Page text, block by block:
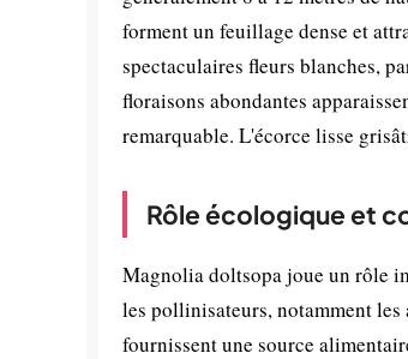
forment un feuillage dense et
spectaculaires fleurs blanches,
floraisons abondantes
remarquable. L'écorce lisse
Rôle écologique et
Magnolia doltsopa joue un rôle
les pollinisateurs, notamment les
fournissent une source